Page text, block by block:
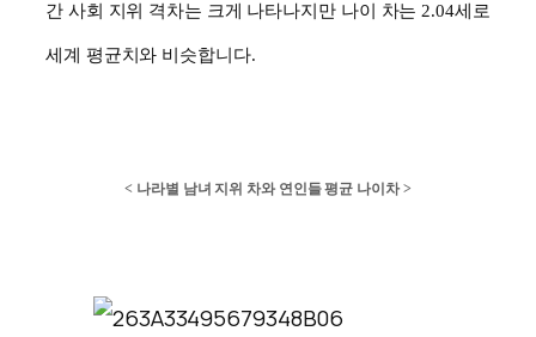
간 사회 지위 격차는 크게 나타나지만 나이 차는 2.04세로
세계 평균치와 비슷합니다.
< 나라별 남녀 지위 차와 연인들 평균 나이차 >